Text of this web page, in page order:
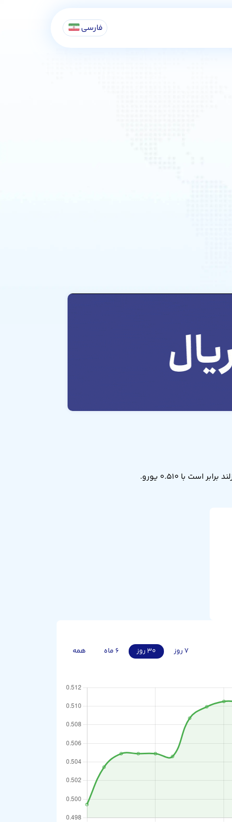
فارسی
نرخ تبدیل دلار نیوزلند به یورو امروز شنبه ۱۷ مرداد ۱۴۰۵ برابر ۰.۵۱۰ است. یعنی ۱ دلار نیوزلند برابر است با ۰.۵۱۰ یورو.
۷ روز ۳۰ روز ۶ ماه همه